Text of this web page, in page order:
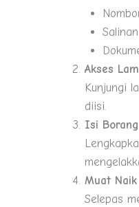
Akses
Kunjungi
diisi.
Isi
Muat Naik
Selepas